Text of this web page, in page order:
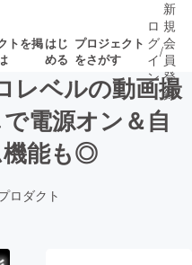
トを掲はじ
める
プロジェクト
をさがす
募集終了が近いプ
ロ
グ
イ
ン
/
新
規
会
員
登
録
レベルの動画撮
電源オン＆自
機能も◎
ロダクト